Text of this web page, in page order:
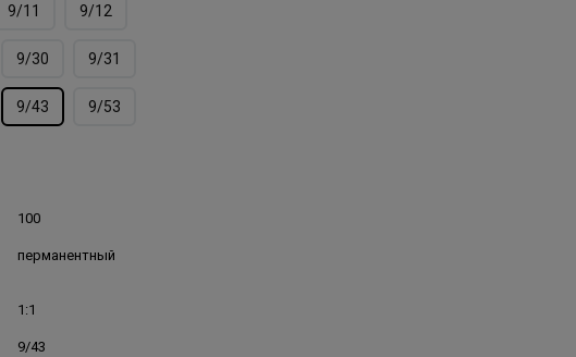
9/11 9/12
9/30 9/31
9/43 9/53
100
перманентный
1:1
9/43